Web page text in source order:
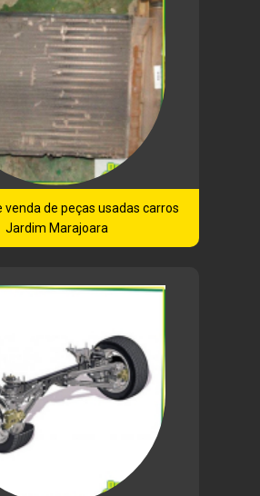
venda de peças usadas carros
Jardim Marajoara